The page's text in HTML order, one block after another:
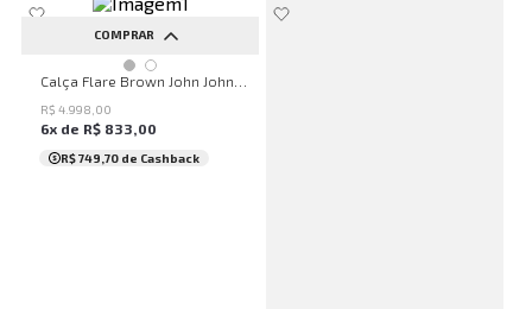
COMPRAR
40 42
R$ 4 998 00
6x de R$ 833 00
R$ 749,70 de Cashback